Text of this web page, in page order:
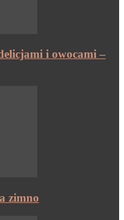
i owocami –
zimno